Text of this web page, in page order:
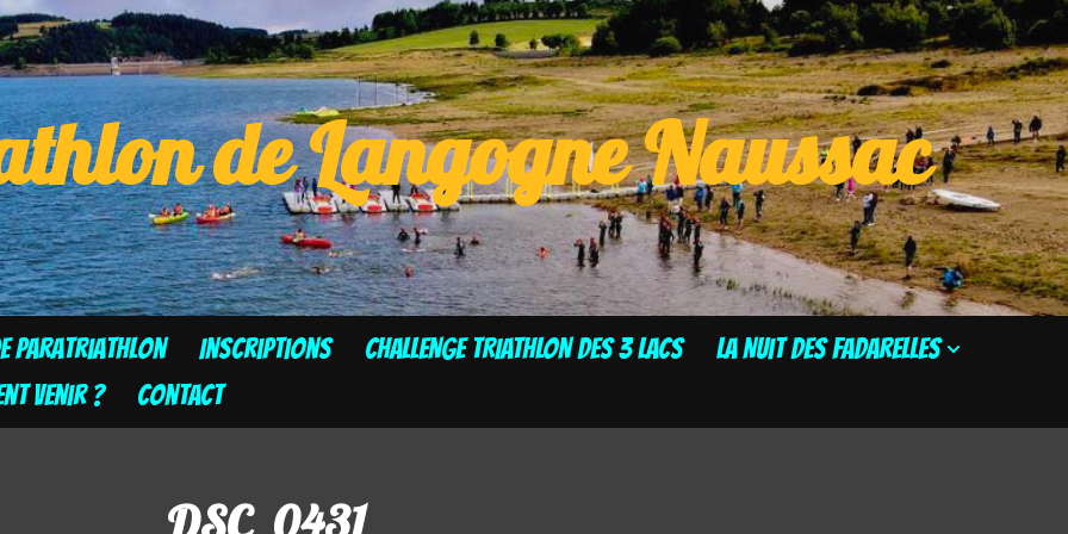
de Langogne Naussac
Paratriathlon Inscriptions CHALLENGE TRIATHLON DES 3 LACS
La Nuit des Fadarelles
venir ? Contact